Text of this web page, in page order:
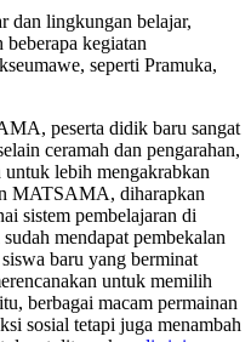
dan lingkungan belajar,
kegiatan
seperti Pramuka,
peserta didik baru sangat
ceramah dan pengarahan,
lebih mengakrabkan
MATSAMA, diharapkan
sistem pembelajaran di
mendapat pembekalan
baru yang berminat
untuk memilih
berbagai macam permainan
sosial tetapi juga menambah